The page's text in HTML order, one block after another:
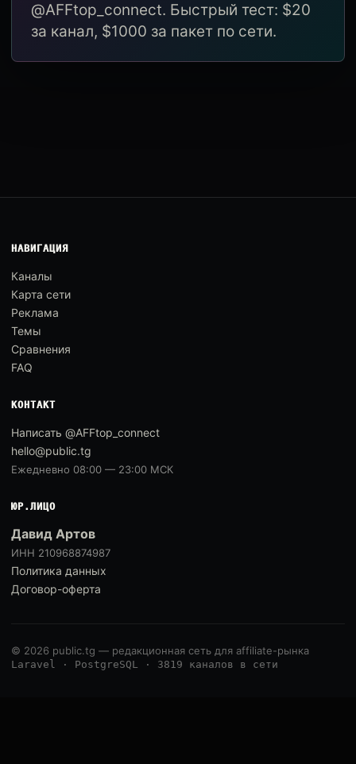
@AFFtop_connect. Быстрый тест: $20
за канал, $1000 за пакет по сети.
НАВИГАЦИЯ
Каналы
Карта сети
Реклама
Темы
Сравнения
FAQ
КОНТАКТ
Написать @AFFtop_connect
hello@public.tg
Ежедневно 08:00 — 23:00 МСК
ЮР.ЛИЦО
Давид Артов
ИНН 210968874987
Политика данных
Договор-оферта
© 2026 public.tg — редакционная сеть для affiliate-рынка
Laravel · PostgreSQL · 3819 каналов в сети